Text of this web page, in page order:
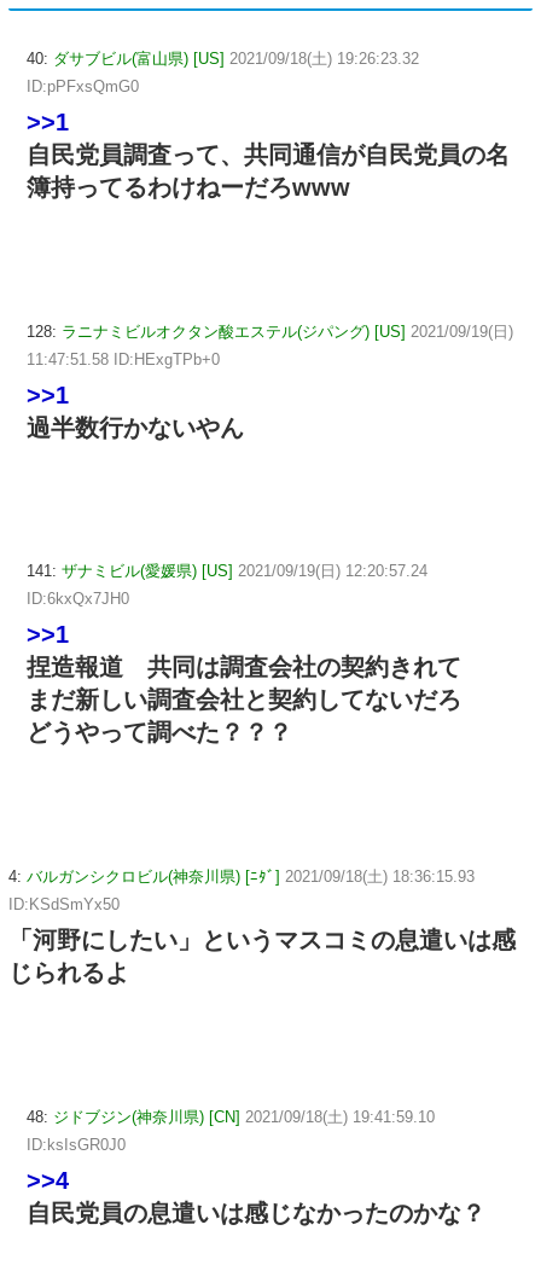
40: ダサブビル(富山県) [US] 2021/09/18(土) 19:26:23.32
ID:pPFxsQmG0
>>1
自民党員調査って、共同通信が自民党員の名
簿持ってるわけねーだろwww
128: ラニナミビルオクタン酸エステル(ジパング) [US] 2021/09/19(日)
11:47:51.58 ID:HExgTPb+0
>>1
過半数行かないやん
141: ザナミビル(愛媛県) [US] 2021/09/19(日) 12:20:57.24
ID:6kxQx7JH0
>>1
捏造報道 共同は調査会社の契約きれて
まだ新しい調査会社と契約してないだろ
どうやって調べた？？？
4: バルガンシクロビル(神奈川県) [ﾆﾀﾞ] 2021/09/18(土) 18:36:15.93
ID:KSdSmYx50
「河野にしたい」というマスコミの息遣いは感
じられるよ
48: ジドブジン(神奈川県) [CN] 2021/09/18(土) 19:41:59.10
ID:ksIsGR0J0
>>4
自民党員の息遣いは感じなかったのかな？